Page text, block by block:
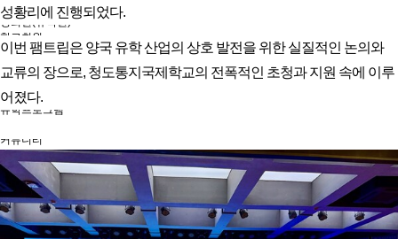
회원사보기
정회원(유학원)
학교회원
기업회원
학교인증제
학교인증제란
KOSA AWARD
유학프로그램
커뮤니티
언론보도
회원서비스
로그인
성황리에 진행되었다.
이번 팸트립은 양국 유학 산업의 상호 발전을 위한 실질적인 논의와
교류의 장으로, 청도통지국제학교의 전폭적인 초청과 지원 속에 이루
어졌다.